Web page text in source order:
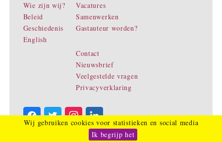
Wij gebruiken cookies voor statistieken en social media
Ik begrijp het
Wie zijn wij?
Beleid
Geschiedenis
English
Vacatures
Samenwerken
Gastauteur worden?
Contact
Nieuwsbrief
Veelgestelde vragen
Privacyverklaring